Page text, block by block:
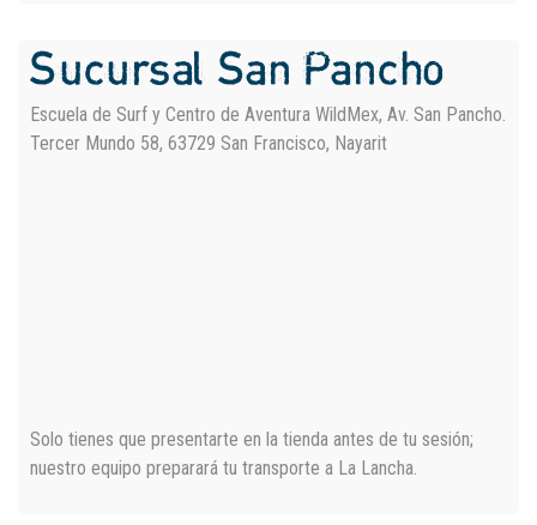
Sucursal San Pancho
Escuela de Surf y Centro de Aventura WildMex, Av. San Pancho.
Tercer Mundo 58, 63729 San Francisco, Nayarit
Solo tienes que presentarte en la tienda antes de tu sesión;
nuestro equipo preparará tu transporte a La Lancha.